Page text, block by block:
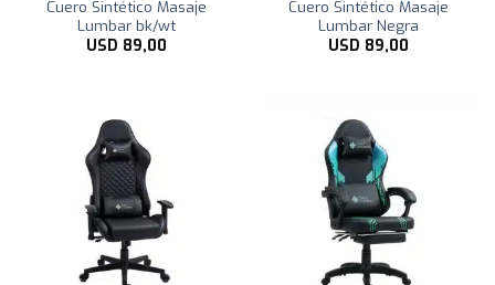
Cuero Sintético Masaje
Lumbar bk/wt
USD 89,00
Cuero Sintético Masaje
Lumbar Negra
USD 89,00